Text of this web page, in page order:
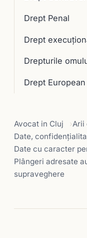
Drept Penal
Drept
Drepturile
Drept European
Avocat in Cluj
Arii
Date,
Date cu caracter
Plângeri adresate
supraveghere